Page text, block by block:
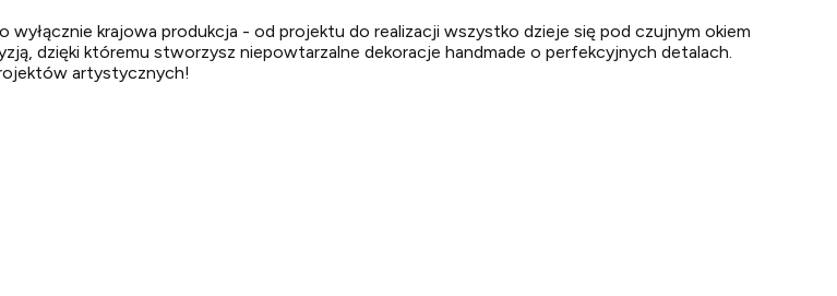
krajowa produkcja - od projektu do realizacji wszystko dzieje się pod czujnym okiem
dzięki któremu stworzysz niepowtarzalne dekoracje handmade o perfekcyjnych detalach.
artystycznych!